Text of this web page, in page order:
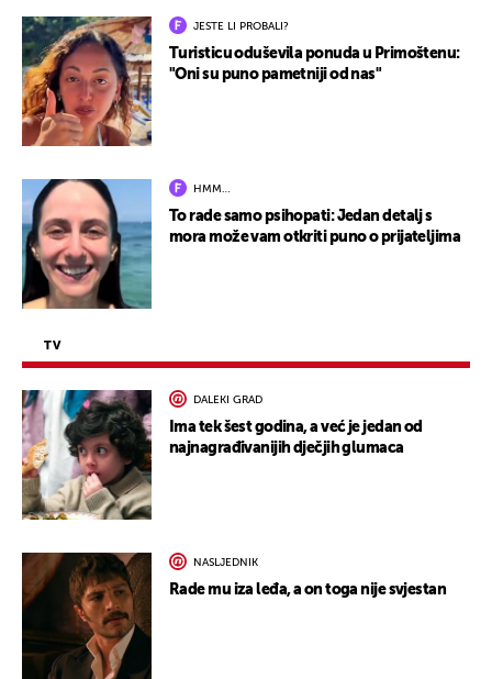
JESTE LI PROBALI?
Turisticu oduševila ponuda u Primoštenu:
"Oni su puno pametniji od nas"
HMM…
To rade samo psihopati: Jedan detalj s
mora može vam otkriti puno o prijateljima
TV
DALEKI GRAD
Ima tek šest godina, a već je jedan od
najnagrađivanijih dječjih glumaca
NASLJEDNIK
Rade mu iza leđa, a on toga nije svjestan